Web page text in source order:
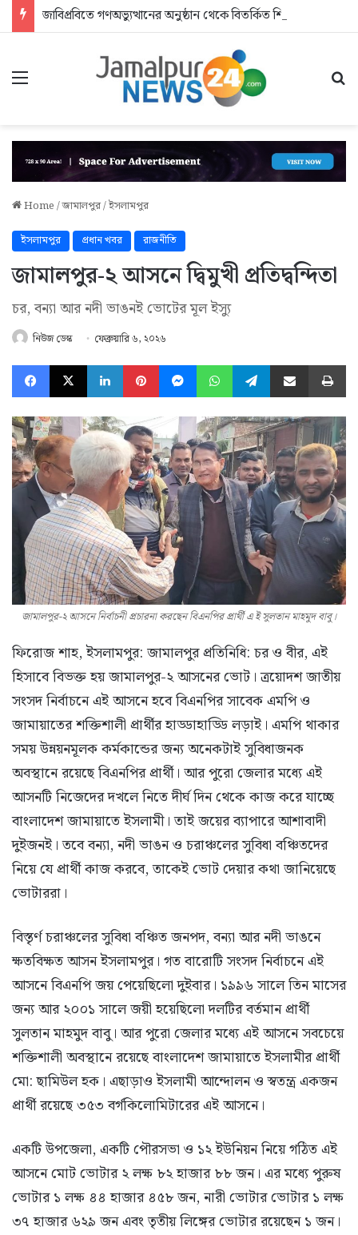
Menu
Home/জামালপুর/ইসলামপুর
ইসলামপুর প্রধান খবর রাজনীতি
জামালপুর-২ আসনে দ্বিমুখী প্রতিদ্বন্দিতা
চর, বন্যা আর নদী ভাঙনই ভোটের মূল ইস্যু
নিউজ ডেস্ক ফেব্রুয়ারি ৬, ২০২৬
Facebook
X LinkedInPinterestMessengerWhatsAppTelegramShare via Email
জামালপুর-২ আসনে নির্বাচনী প্রচারনা করছেন বিএনপির প্রার্থী এ ই সুলতান মাহমুদ বাবু।
ফিরোজ শাহ, ইসলামপুর: জামালপুর প্রতিনিধি: চর ও বীর, এই
হিসাবে বিভক্ত হয় জামালপুর-২ আসনের ভোট। ত্রয়োদশ জাতীয়
সংসদ নির্বাচনে এই আসনে হবে বিএনপির সাবেক এমপি ও
জামায়াতের শক্তিশালী প্রার্থীর হাড্ডাহাড্ডি লড়াই। এমপি থাকার
সময় উন্নয়নমূলক কর্মকান্ডের জন্য অনেকটাই সুবিধাজনক
অবস্থানে রয়েছে বিএনপির প্রার্থী। আর পুরো জেলার মধ্যে এই
আসনটি নিজেদের দখলে নিতে দীর্ঘ দিন থেকে কাজ করে যাচ্ছে
বাংলাদেশ জামায়াতে ইসলামী। তাই জয়ের ব্যাপারে আশাবাদী
দুইজনই। তবে বন্যা, নদী ভাঙন ও চরাঞ্চলের সুবিধা বঞ্চিতদের
নিয়ে যে প্রার্থী কাজ করবে, তাকেই ভোট দেয়ার কথা জানিয়েছে
ভোটাররা।
বিস্তৃর্ণ চরাঞ্চলের সুবিধা বঞ্চিত জনপদ, বন্যা আর নদী ভাঙনে
ক্ষতবিক্ষত আসন ইসলামপুর। গত বারোটি সংসদ নির্বাচনে এই
আসনে বিএনপি জয় পেয়েছিলো দুইবার। ১৯৯৬ সালে তিন মাসের
জন্য আর ২০০১ সালে জয়ী হয়েছিলো দলটির বর্তমান প্রার্থী
সুলতান মাহমুদ বাবু। আর পুরো জেলার মধ্যে এই আসনে সবচেয়ে
শক্তিশালী অবস্থানে রয়েছে বাংলাদেশ জামায়াতে ইসলামীর প্রার্থী
মো: ছামিউল হক। এছাড়াও ইসলামী আন্দোলন ও স্বতন্ত্র একজন
প্রার্থী রয়েছে ৩৫৩ বর্গকিলোমিটারের এই আসনে।
একটি উপজেলা, একটি পৌরসভা ও ১২ ইউনিয়ন নিয়ে গঠিত এই
আসনে মোট ভোটার ২ লক্ষ ৮২ হাজার ৮৮ জন। এর মধ্যে পুরুষ
ভোটার ১ লক্ষ ৪৪ হাজার ৪৫৮ জন, নারী ভোটার ভোটার ১ লক্ষ
৩৭ হাজার ৬২৯ জন এবং তৃতীয় লিঙ্গের ভোটার রয়েছেন ১ জন।